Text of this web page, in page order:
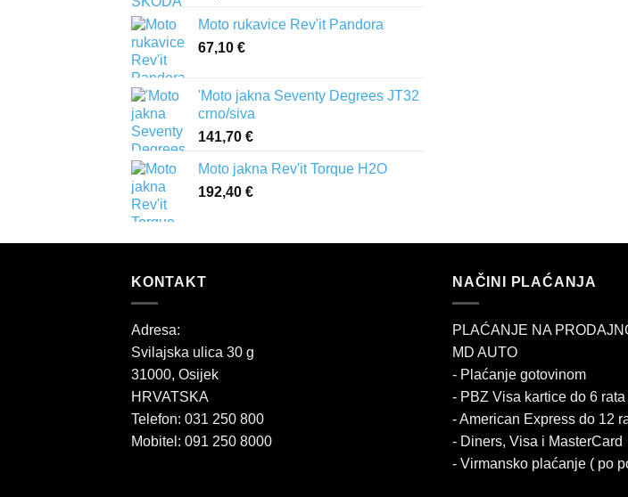
Moto rukavice Rev'it Pandora
67,10 €
'Moto jakna Seventy Degrees JT32
crno/siva
141,70 €
Moto jakna Rev'it Torque H2O
192,40 €
KONTAKT
Adresa:
Svilajska ulica 30 g
31000, Osijek
HRVATSKA
Telefon: 031 250 800
Mobitel: 091 250 8000
NAČINI PLAĆANJA
PLAĆANJE NA
MD AUTO
- Plaćanje gotovinom
- PBZ Visa kartice do 6 rata
- American Express do 12
- Diners, Visa i MasterCard
- Virmansko plaćanje ( po